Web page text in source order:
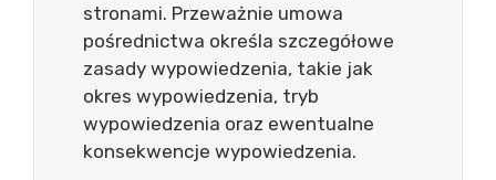
stronami. Przeważnie umowa
pośrednictwa określa szczegółowe
zasady wypowiedzenia, takie jak
okres wypowiedzenia, tryb
wypowiedzenia oraz ewentualne
konsekwencje wypowiedzenia.